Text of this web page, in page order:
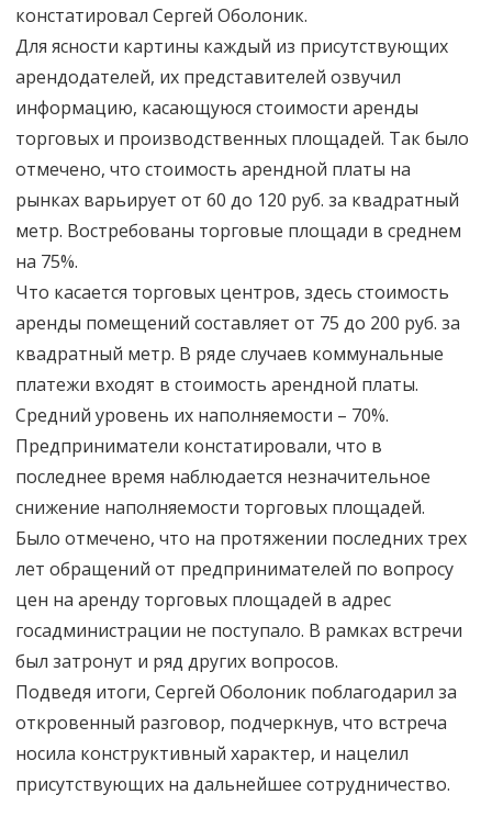
констатировал Сергей Оболоник.
Для ясности картины каждый из присутствующих
арендодателей, их представителей озвучил
информацию, касающуюся стоимости аренды
торговых и производственных площадей. Так было
отмечено, что стоимость арендной платы на
рынках варьирует от 60 до 120 руб. за квадратный
метр. Востребованы торговые площади в среднем
на 75%.
Что касается торговых центров, здесь стоимость
аренды помещений составляет от 75 до 200 руб. за
квадратный метр. В ряде случаев коммунальные
платежи входят в стоимость арендной платы.
Средний уровень их наполняемости – 70%.
Предприниматели констатировали, что в
последнее время наблюдается незначительное
снижение наполняемости торговых площадей.
Было отмечено, что на протяжении последних трех
лет обращений от предпринимателей по вопросу
цен на аренду торговых площадей в адрес
госадминистрации не поступало. В рамках встречи
был затронут и ряд других вопросов.
Подведя итоги, Сергей Оболоник поблагодарил за
откровенный разговор, подчеркнув, что встреча
носила конструктивный характер, и нацелил
присутствующих на дальнейшее сотрудничество.